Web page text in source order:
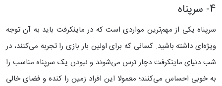
4- سرپناه
سرپناه یکی از مهم‌ترین مواردی است که در ماینکرفت باید به آن توجه
ویژه‌ای داشته باشید. کسانی که برای اولین بار بازی را تجربه می‌کنند، در
شب دنیای ماینکرفت دچار ترس می‌شوند و نبودن یک سرپناه مناسب را
به خوبی احساس می‌کنند؛ معمولا این افراد زمین را کنده و فضای خالی